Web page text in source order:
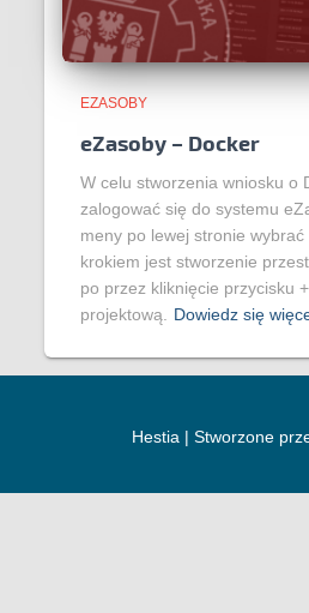
EZASOBY
eZasoby – Docker
W celu stworzenia wniosku o
zalogować się do systemu
meny po lewej stronie wybrać
krokiem jest stworzenie
po przez kliknięcie przycisku
projektową.
Dowiedz się
Hestia | Stworzone